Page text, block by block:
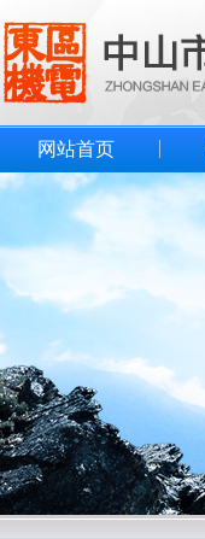
网站首页